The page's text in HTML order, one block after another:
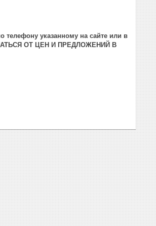
указанному на сайте или в
ОТ ЦЕН И ПРЕДЛОЖЕНИЙ В